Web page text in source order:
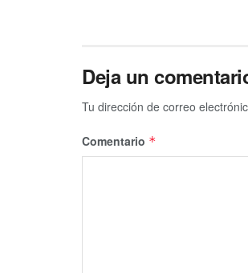
Deja un
Tu dirección de correo
Comentario *